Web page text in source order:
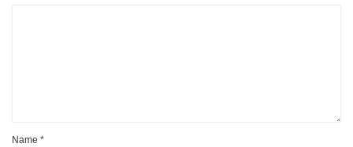
Name *